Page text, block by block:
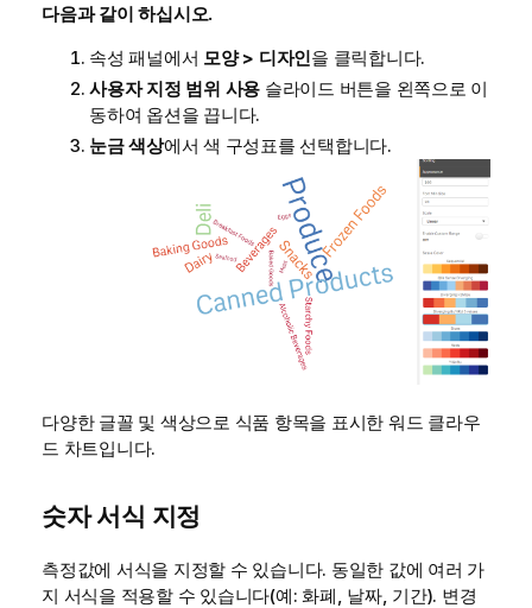
다음과 같이 하십시오.
속성 패널에서 모양 > 디자인을 클릭합니다.
사용자 지정 범위 사용 슬라이드 버튼을 왼쪽으로 이
동하여 옵션을 끕니다.
눈금 색상에서 색 구성표를 선택합니다.
다양한 글꼴 및 색상으로 식품 항목을 표시한 워드 클라우
드 차트입니다.
숫자 서식 지정
측정값에 서식을 지정할 수 있습니다. 동일한 값에 여러 가
지 서식을 적용할 수 있습니다(예: 화폐, 날짜, 기간). 변경